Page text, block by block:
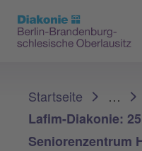
Presse
Startseite
…
Lafim-Diakonie:
Seniorenzentrum